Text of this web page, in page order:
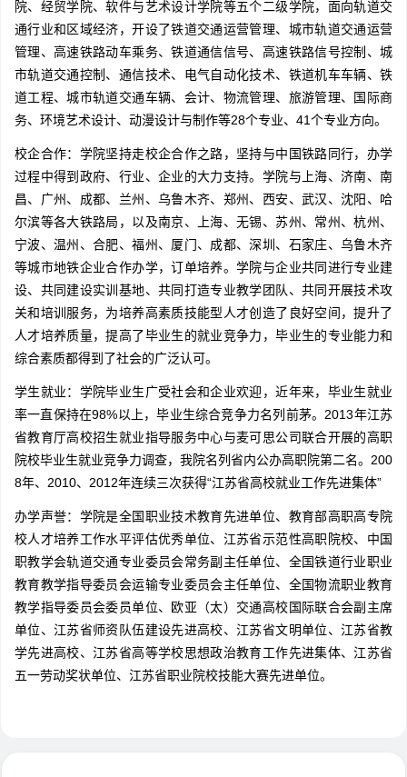
院、经贸学院、软件与艺术设计学院等五个二级学院，面向轨道交
通行业和区域经济，开设了铁道交通运营管理、城市轨道交通运营
管理、高速铁路动车乘务、铁道通信信号、高速铁路信号控制、城
市轨道交通控制、通信技术、电气自动化技术、铁道机车车辆、铁
道工程、城市轨道交通车辆、会计、物流管理、旅游管理、国际商
务、环境艺术设计、动漫设计与制作等28个专业、41个专业方向。
校企合作：学院坚持走校企合作之路，坚持与中国铁路同行，办学
过程中得到政府、行业、企业的大力支持。学院与上海、济南、南
昌、广州、成都、兰州、乌鲁木齐、郑州、西安、武汉、沈阳、哈
尔滨等各大铁路局，以及南京、上海、无锡、苏州、常州、杭州、
宁波、温州、合肥、福州、厦门、成都、深圳、石家庄、乌鲁木齐
等城市地铁企业合作办学，订单培养。学院与企业共同进行专业建
设、共同建设实训基地、共同打造专业教学团队、共同开展技术攻
关和培训服务，为培养高素质技能型人才创造了良好空间，提升了
人才培养质量，提高了毕业生的就业竞争力，毕业生的专业能力和
综合素质都得到了社会的广泛认可。
学生就业：学院毕业生广受社会和企业欢迎，近年来，毕业生就业
率一直保持在98%以上，毕业生综合竞争力名列前茅。2013年江苏
省教育厅高校招生就业指导服务中心与麦可思公司联合开展的高职
院校毕业生就业竞争力调查，我院名列省内公办高职院第二名。200
8年、2010、2012年连续三次获得“江苏省高校就业工作先进集体”
办学声誉：学院是全国职业技术教育先进单位、教育部高职高专院
校人才培养工作水平评估优秀单位、江苏省示范性高职院校、中国
职教学会轨道交通专业委员会常务副主任单位、全国铁道行业职业
教育教学指导委员会运输专业委员会主任单位、全国物流职业教育
教学指导委员会委员单位、欧亚（太）交通高校国际联合会副主席
单位、江苏省师资队伍建设先进高校、江苏省文明单位、江苏省教
学先进高校、江苏省高等学校思想政治教育工作先进集体、江苏省
五一劳动奖状单位、江苏省职业院校技能大赛先进单位。